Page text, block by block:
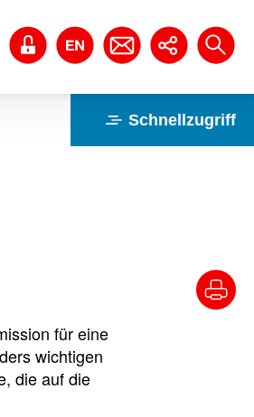
Schnellzugriff
für eine
wichtigen
die auf die